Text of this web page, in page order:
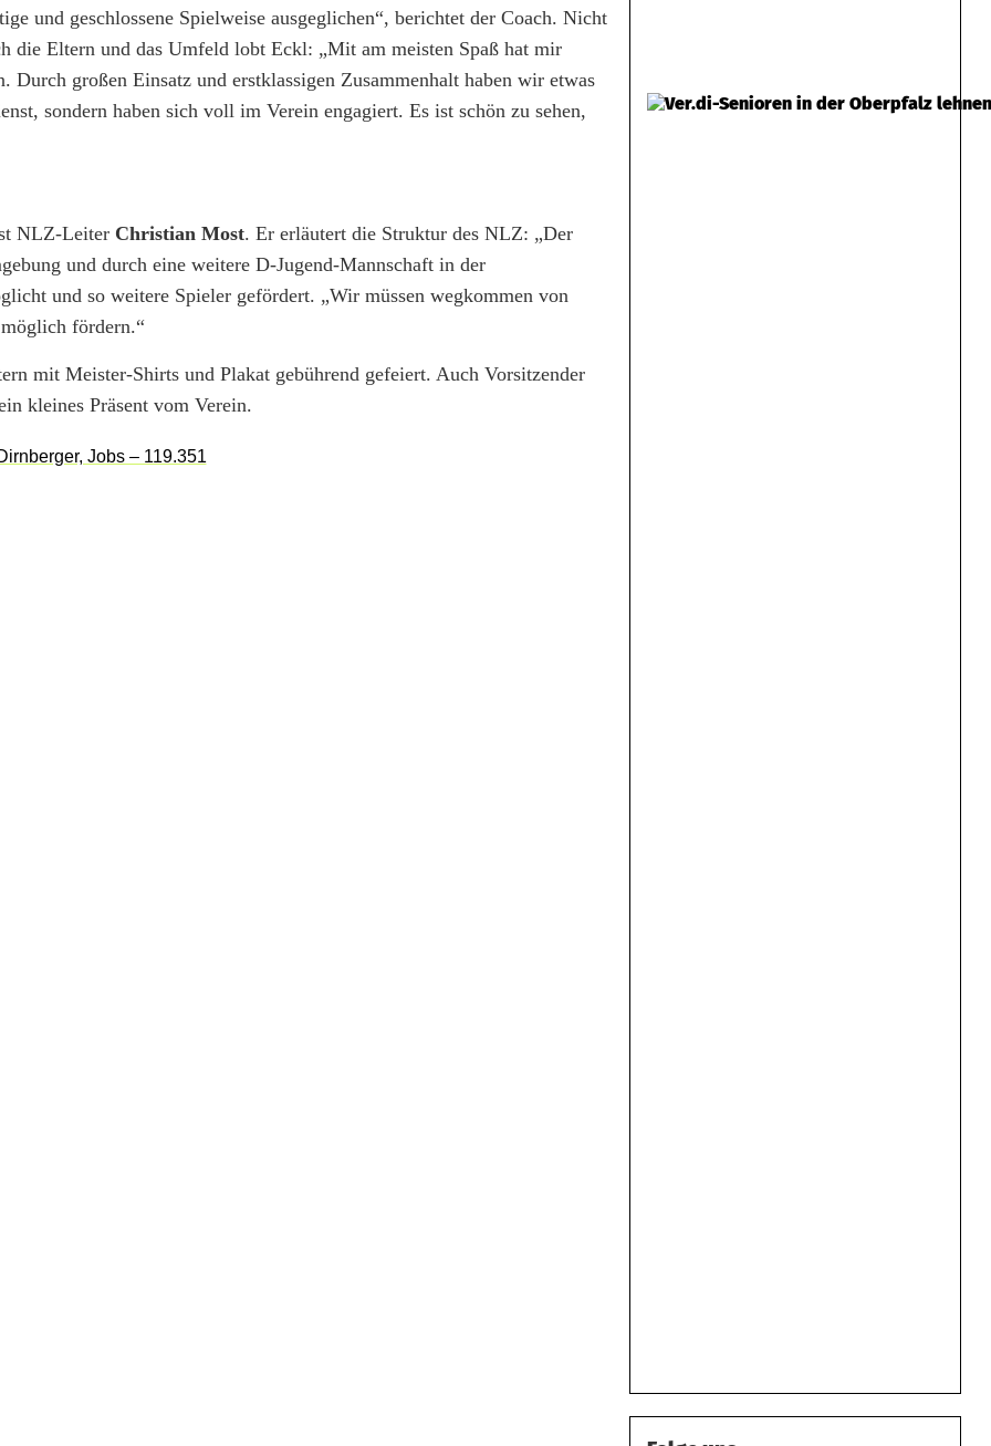
und geschlossene Spielweise ausgeglichen“, berichtet der Coach. Nicht
die Eltern und das Umfeld lobt Eckl: „Mit am meisten Spaß hat mir
Durch großen Einsatz und erstklassigen Zusammenhalt haben wir etwas
sondern haben sich voll im Verein engagiert. Es ist schön zu sehen,
NLZ-Leiter Christian Most. Er erläutert die Struktur des NLZ: „Der
und durch eine weitere D-Jugend-Mannschaft in der
und so weitere Spieler gefördert. „Wir müssen wegkommen von
fördern.“
mit Meister-Shirts und Plakat gebührend gefeiert. Auch Vorsitzender
kleines Präsent vom Verein.